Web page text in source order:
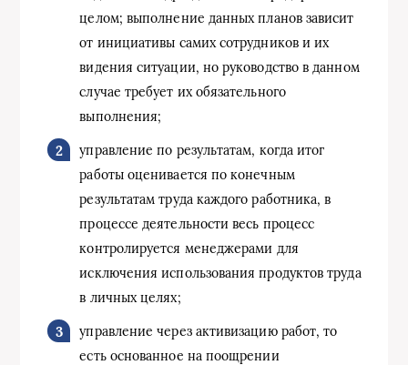
целом; выполнение данных планов зависит
от инициативы самих сотрудников и их
видения ситуации, но руководство в данном
случае требует их обязательного
выполнения;
управление по результатам, когда итог
работы оценивается по конечным
результатам труда каждого работника, в
процессе деятельности весь процесс
контролируется менеджерами для
исключения использования продуктов труда
в личных целях;
управление через активизацию работ, то
есть основанное на поощрении